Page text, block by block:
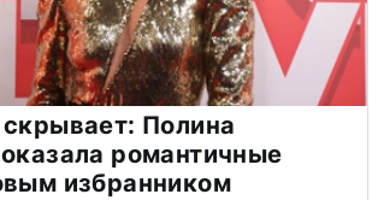
Полина
романтичные
избранником